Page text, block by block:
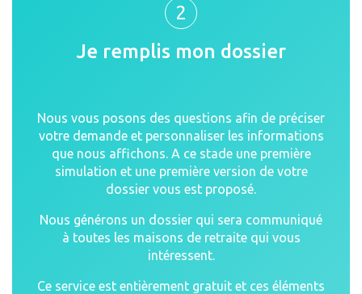
2
Je remplis mon dossier
Nous vous posons des questions afin de préciser
votre demande et personnaliser les informations
que nous affichons. A ce stade une première
simulation et une première version de votre
dossier vous est proposé.
Nous générons un dossier qui sera communiqué
à toutes les maisons de retraite qui vous
intéressent.
Ce service est entièrement gratuit et ces éléments